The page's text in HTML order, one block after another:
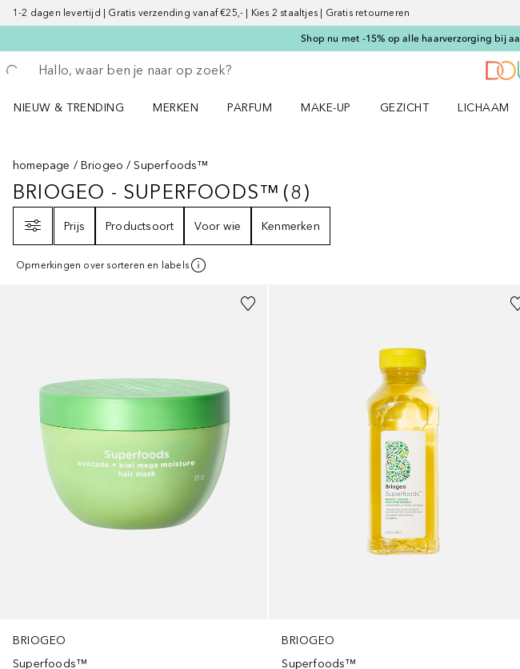
1-2 dagen levertijd | Gratis verzending vanaf €25,- | Kies 2 staaltjes | Gratis retourneren
Shop nu met -15% op alle haarverzorging bij
Ga terug
Zoekopdracht uitvoeren
NIEUW & TRENDING
MERKEN
PARFUM
MAKE-UP
GEZICHT
LICHAAM
homepage Briogeo Superfoods™
BRIOGEO - SUPERFOODS™8RESULTATEN
BRIOGEO - SUPERFOODS™ (8 )
Prijs
Productsoort Voor wie Kenmerken
Opmerkingen over sorteren en labels
BRIOGEO
Superfoods™
BRIOGEO
Superfoods™